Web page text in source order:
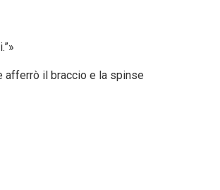
afferrò il braccio e la spinse